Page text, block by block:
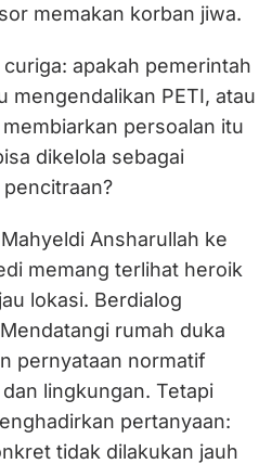
memakan korban jiwa.
apakah pemerintah
mengendalikan PETI, atau
persoalan itu
dikelola sebagai
Ansharullah ke
memang terlihat heroik
lokasi. Berdialog
rumah duka
pernyataan normatif
lingkungan. Tetapi
pertanyaan:
tidak dilakukan jauh